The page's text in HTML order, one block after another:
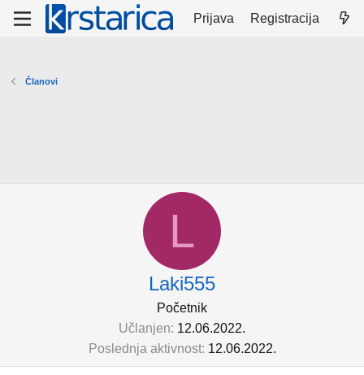
Prijava Registracija
Članovi
L
Laki555
Početnik
Učlanjen 12.06.2022.
Poslednja aktivnost 12.06.2022.